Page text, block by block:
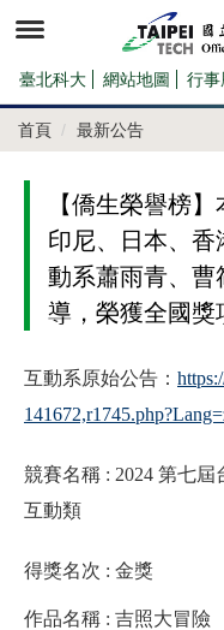
到
主
內
容
臺北科大 網站地圖 行事
首頁 最新公告
【僑生榮譽榜
印尼、日本、香
動系蕭雨青、曹
導，榮獲全國獎
互動系原始公告：
競賽名稱 : 2024 第七
互動類
得獎名次 : 金獎
作品名稱 : 吉照大冒險